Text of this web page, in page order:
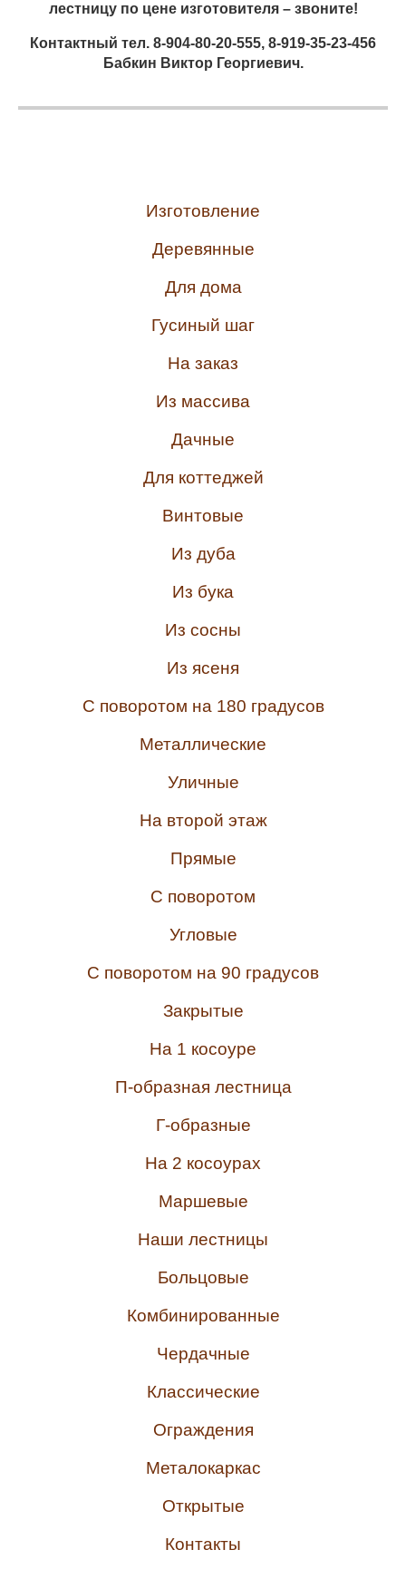
лестницу по цене изготовителя – звоните!
Контактный тел. 8-904-80-20-555, 8-919-35-23-456
Бабкин Виктор Георгиевич.
Изготовление
Деревянные
Для дома
Гусиный шаг
На заказ
Из массива
Дачные
Для коттеджей
Винтовые
Из дуба
Из бука
Из сосны
Из ясеня
С поворотом на 180 градусов
Металлические
Уличные
На второй этаж
Прямые
С поворотом
Угловые
С поворотом на 90 градусов
Закрытые
На 1 косоуре
П-образная лестница
Г-образные
На 2 косоурах
Маршевые
Наши лестницы
Больцовые
Комбинированные
Чердачные
Классические
Ограждения
Металокаркас
Открытые
Контакты